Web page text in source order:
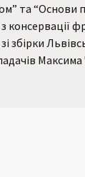
та “Основи
консервації
збірки